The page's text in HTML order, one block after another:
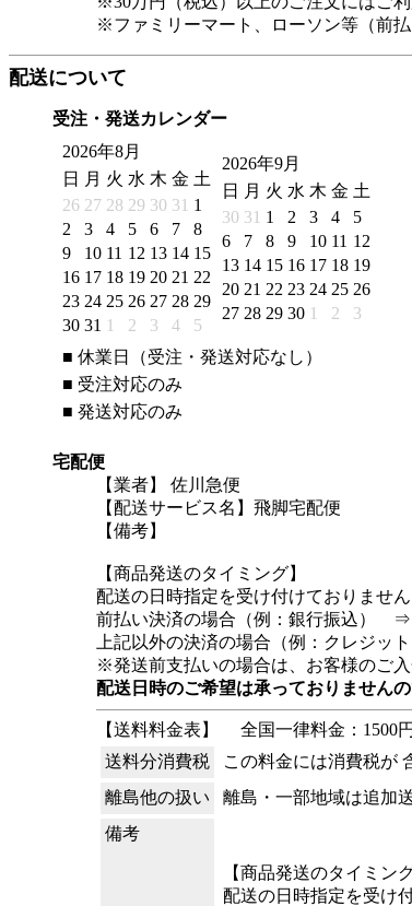
※ファミリーマート、ローソン等（前
配送について
受注・発送カレンダー
2026年8月
日
月 火 水 木 金 土
26 27 28 29 30 31 1
2
3 4 5 6 7
8
9
10 11 12 13 14 15
16 17 18 19 20 21 22
23 24 25 26 27 28 29
30 31 1 2 3 4 5
2026年9月
日
月 火 水 木 金 土
30 31 1 2 3 4
5
6
7 8 9 10 11 12
13 14 15 16 17 18 19
20 21 22 23 24 25 26
27 28 29 30 1 2 3
■ 休業日（受注・発送対応なし）
■ 受注対応のみ
■ 発送対応のみ
宅配便
【業者】 佐川急便
【配送サービス名】飛脚宅配便
【備考】
【商品発送のタイミング】
配送の日時指定を受け付けておりません
前払い決済の場合（例：銀行振込） ⇒
上記以外の決済の場合（例：クレジ
※発送前支払いの場合は、お客様のご
配送日時のご希望は承っておりません
【送料料金表】
全国一律料金：1500円
送料分消費税
この料金には消費税が
離島他の扱い
離島・一部地域は追加
備考
【商品発送のタイミング
配送の日時指定を受け